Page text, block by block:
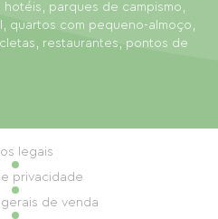
parques de campismo,
quartos com pequeno-almoço,
restaurantes, pontos de
legais
privacidade
de venda